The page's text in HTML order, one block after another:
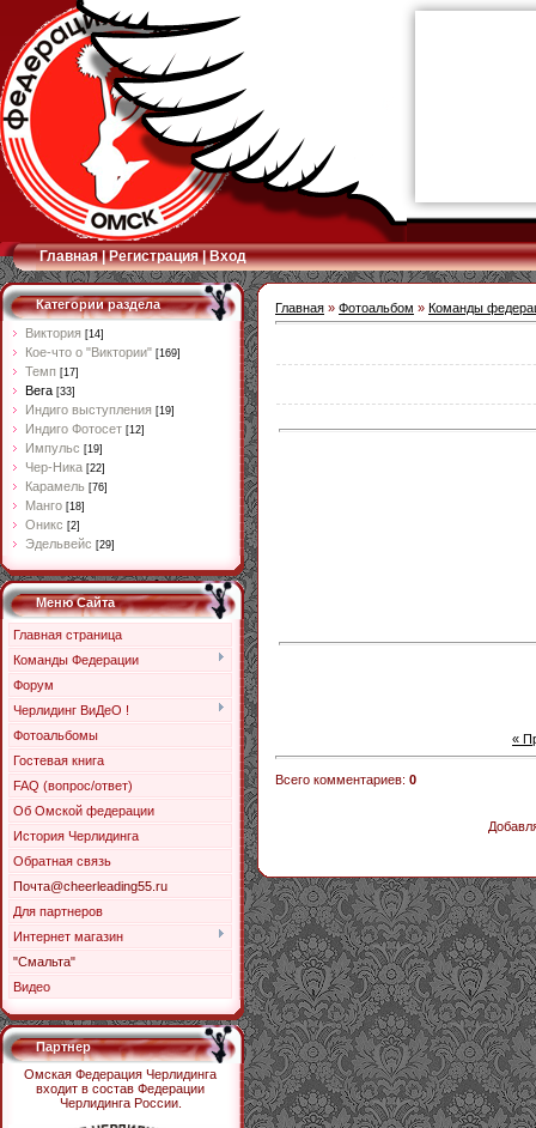
Главная|Регистрация|Вход
Категории раздела
Виктория [14]
Кое-что о "Виктории" [169]
Темп [17]
Вега [33]
Индиго выступления [19]
Индиго Фотосет [12]
Импульс [19]
Чер-Ника [22]
Карамель [76]
Манго [18]
Оникс [2]
Эдельвейс [29]
Меню Сайта
Главная страница
Команды Федерации
Форум
Черлидинг ВиДеО !
Фотоальбомы
Гостевая книга
FAQ (вопрос/ответ)
Об Омской федерации
История Черлидинга
Обратная связь
Почта@cheerleading55.ru
Для партнеров
Интернет магазин
"Смальта"
Видео
Партнер
Омская Федерация Черлидинга
входит в состав Федерации
Черлидинга России.
Главная » Фотоальбом » Команды
«
Всего комментариев: 0